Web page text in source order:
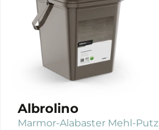
Albrolino
Marmor-Alabaster Mehl-Putz